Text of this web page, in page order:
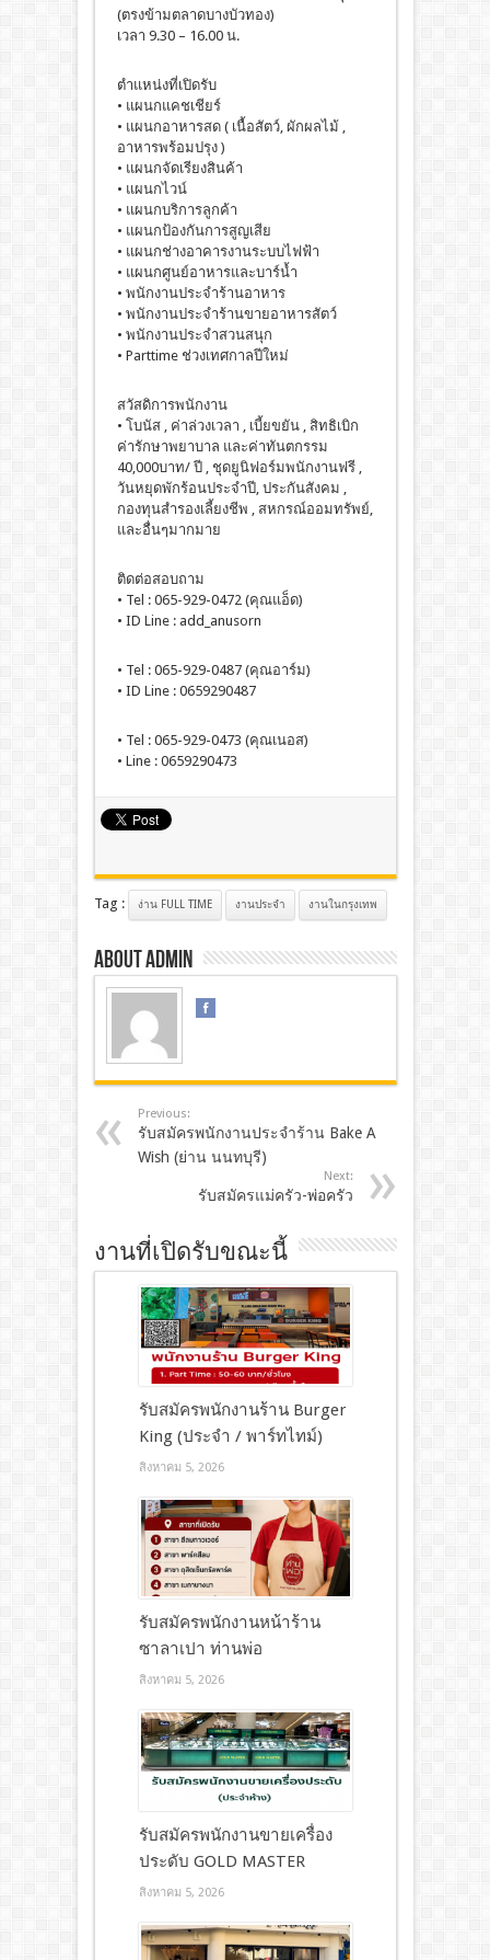
(ตรงข้ามตลาดบางบัวทอง)
เวลา 9.30 – 16.00 น.
ตำแหน่งที่เปิดรับ
• แผนกแคชเชียร์
• แผนกอาหารสด ( เนื้อสัตว์, ผักผลไม้ ,
อาหารพร้อมปรุง )
• แผนกจัดเรียงสินค้า
• แผนกไวน์
• แผนกบริการลูกค้า
• แผนกป้องกันการสูญเสีย
• แผนกช่างอาคารงานระบบไฟฟ้า
• แผนกศูนย์อาหารและบาร์น้ำ
• พนักงานประจำร้านอาหาร
• พนักงานประจำร้านขายอาหารสัตว์
• พนักงานประจำสวนสนุก
• Parttime ช่วงเทศกาลปีใหม่
สวัสดิการพนักงาน
• โบนัส , ค่าล่วงเวลา , เบี้ยขยัน , สิทธิเบิก
ค่ารักษาพยาบาล และค่าทันตกรรม
40,000บาท/ ปี , ชุดยูนิฟอร์มพนักงานฟรี ,
วันหยุดพักร้อนประจำปี, ประกันสังคม ,
กองทุนสำรองเลี้ยงชีพ , สหกรณ์ออมทรัพย์,
และอื่นๆมากมาย
ติดต่อสอบถาม
• Tel : 065-929-0472 (คุณแอ็ด)
• ID Line : add_anusorn
• Tel : 065-929-0487 (คุณอาร์ม)
• ID Line : 0659290487
• Tel : 065-929-0473 (คุณเนอส)
• Line : 0659290473
Tag : ง่าน FULL TIME งานประจํา งานในกรุงเทพ
About admin
Previous:
รับสมัครพนักงานประจำร้าน Bake A
Wish (ย่าน นนทบุรี)
Next:
รับสมัครแม่ครัว-พ่อครัว
งานที่เปิดรับขณะนี้
รับสมัครพนักงานร้าน Burger
King (ประจำ / พาร์ทไทม์)
สิงหาคม 5, 2026
รับสมัครพนักงานหน้าร้าน
ซาลาเปา ท่านพ่อ
สิงหาคม 5, 2026
รับสมัครพนักงานขายเครื่อง
ประดับ GOLD MASTER
สิงหาคม 5, 2026